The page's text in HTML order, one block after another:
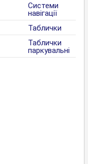
Системи
навігації
Таблички
Таблички
паркувальні